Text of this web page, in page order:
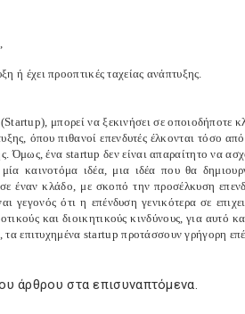
ή έχει προοπτικές ταχείας ανάπτυξης.
μπορεί να ξεκινήσει σε οποιοδήποτε
όπου πιθανοί επενδυτές έλκονται τόσο
Όμως, ένα startup δεν είναι απαραίτητο να
καινοτόμα ιδέα, μια ιδέα που θα
έναν κλάδο, με σκοπό την προσέλκυση
γεγονός ότι η επένδυση γενικότερα σε
και διοικητικούς κινδύνους, για αυτό
τα επιτυχημένα startup προτάσσουν γρήγορη
άρθρου στα επισυναπτόμενα.